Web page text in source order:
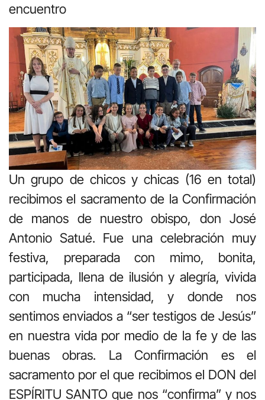
encuentro
Un grupo de chicos y chicas (16 en total)
recibimos el sacramento de la Confirmación
de manos de nuestro obispo, don José
Antonio Satué. Fue una celebración muy
festiva, preparada con mimo, bonita,
participada, llena de ilusión y alegría, vivida
con mucha intensidad, y donde nos
sentimos enviados a “ser testigos de Jesús”
en nuestra vida por medio de la fe y de las
buenas obras. La Confirmación es el
sacramento por el que recibimos el DON del
ESPÍRITU SANTO que nos “confirma” y nos